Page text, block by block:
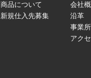
商品について
新規仕入先募集
会社
沿革
事業所
アク